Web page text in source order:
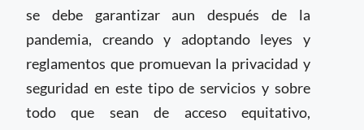
se debe garantizar aun después de la
pandemia, creando y adoptando leyes y
reglamentos que promuevan la privacidad y
seguridad en este tipo de servicios y sobre
todo que sean de acceso equitativo,